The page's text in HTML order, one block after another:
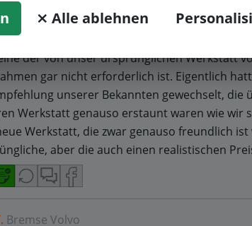
5,0/5
war super freundlich, wobei die
der von unser ursprünglichen Werkstatt
gar nicht erforderlich ist. Eigentlich
unserer Bekannten gewechselt, die
Werkstatt genauso erstaunt waren wie wir
Werkstatt, die zwar genauso freundlich ist
aber die auch einen realistischen
Bremse Volvo
⨯ Alle ablehnen